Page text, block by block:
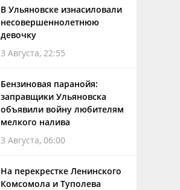
В Ульяновске изнасиловали
несовершеннолетнюю
девочку
3 Августа, 22:55
Бензиновая паранойя:
заправщики Ульяновска
объявили войну любителям
мелкого налива
3 Августа, 06:00
На перекрестке Ленинского
Комсомола и Туполева